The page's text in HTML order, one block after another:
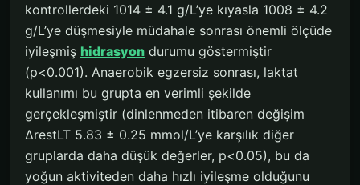
kontrollerdeki 1014 ± 4.1 g/L’ye kıyasla 1008 ± 4.2
g/L’ye düşmesiyle müdahale sonrası önemli ölçüde
iyileşmiş hidrasyon durumu göstermiştir
(p<0.001). Anaerobik egzersiz sonrası, laktat
kullanımı bu grupta en verimli şekilde
gerçekleşmiştir (dinlenmeden itibaren değişim
ΔrestLT 5.83 ± 0.25 mmol/L’ye karşılık diğer
gruplarda daha düşük değerler, p<0.05), bu da
yoğun aktiviteden daha hızlı iyileşme olduğunu